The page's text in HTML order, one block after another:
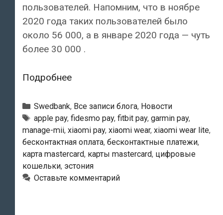
пользователей. Напомним, что в ноябре
2020 года таких пользователей было
около 56 000, а в январе 2020 года — чуть
более 30 000 .
ПодробнееВ
резко
увеличилось
количество
пользователей
цифровыми
кошельками
Рубрики
Swedbank, Все записи блога, Новости
Тэги
apple pay, fidesmo pay, fitbit pay, garmin pay,
manage-mii, xiaomi pay, xiaomi wear, xiaomi wear lite,
бесконтактная оплата, бесконтактные платежи,
карта mastercard, карты mastercard, цифровые
кошельки, эстония
Оставьте комментарий